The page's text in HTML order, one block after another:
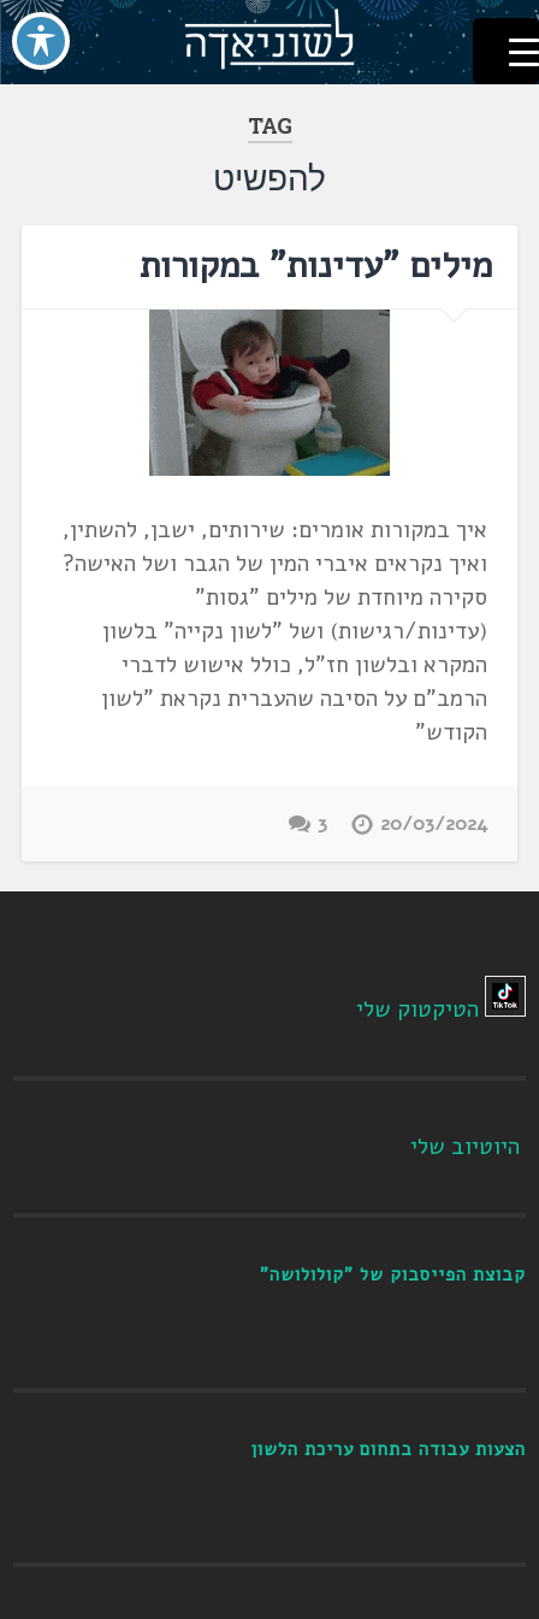
דלג
לתוכן
לשוניאדה
עברית. לשון. שפה
TAG
להפשיט
מילים "עדינות" במקורות
איך במקורות אומרים: שירותים, ישבן, להשתין,
ואיך נקראים איברי המין של הגבר ושל האישה?
סקירה מיוחדת של מילים "גסות"
(עדינות/רגישות) ושל "לשון נקייה" בלשון
המקרא ובלשון חז"ל, כולל אישוש לדברי
הרמב"ם על הסיבה שהעברית נקראת "לשון
הקודש"
20/03/2024
3
הטיקטוק שלי
היוטיוב שלי
קבוצת הפייסבוק של "קולולושה"
הצעות עבודה בתחום עריכת הלשון